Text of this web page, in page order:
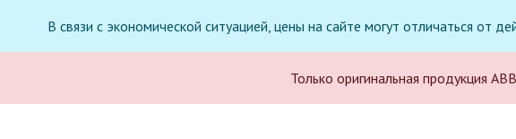
В связи с экономической ситуацией, цены на сайте могут отличаться
Только оригинальная продукция